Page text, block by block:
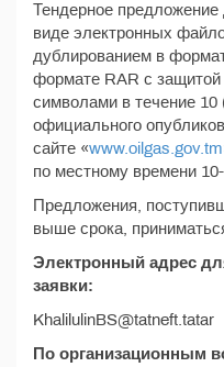
Тендерное
виде электронных
дублированием в
формате RAR с
символами в течение 10
официального
сайте «www.oilgas.gov.tm
по местному времени 10-
Предложения,
выше срока,
Электронный адрес
заявки:
KhalilulinBS@tatneft.tatar
По организационным